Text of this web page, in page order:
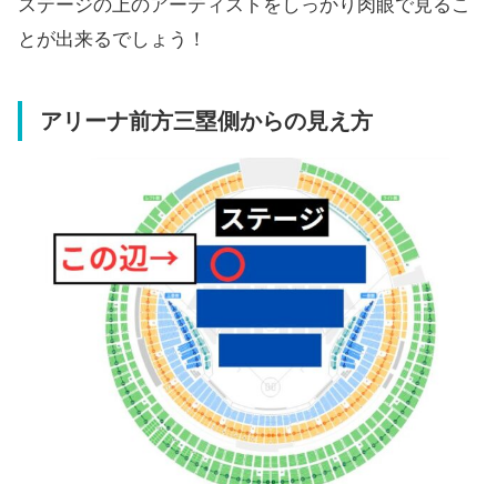
ステージの上のアーティストをしっかり肉眼で見るこ
とが出来るでしょう！
アリーナ前方三塁側からの見え方